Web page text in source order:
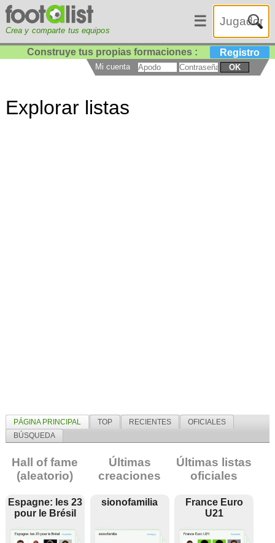
Crea y comparte tus equipos
☰
Construye tus propias formaciones : Registro
Mi cuenta OK
Explorar listas
PÁGINA PRINCIPAL TOP RECIENTES
OFICIALES
BÚSQUEDA
Hall of fame
(aleatorio)
Espagne: les 23
pour le Brésil
Últimas
creaciones
sionofamilia
Últimas listas
oficiales
France Euro
U21